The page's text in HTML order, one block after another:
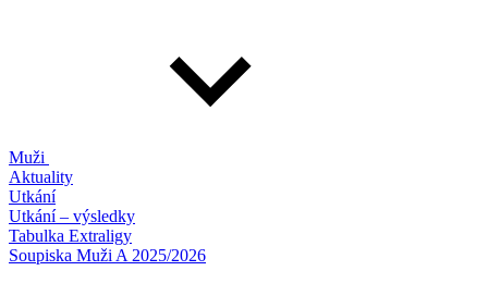
Muži
Aktuality
Utkání
Utkání – výsledky
Tabulka Extraligy
Soupiska Muži A 2025/2026